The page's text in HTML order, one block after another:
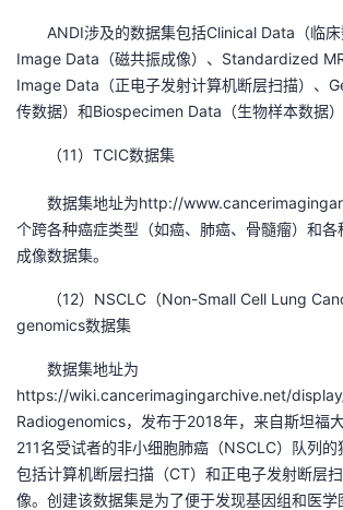
ANDI涉及的数据集包括Clinical Data（临床
Image Data（磁共振成像）、Standardized
Image Data（正电子发射计算机断层扫描）、
传数据）和Biospecimen Data（生物样本数据）
（11）TCIC数据集
数据集地址为http://
个跨各种癌症类型（如癌、肺癌、骨髓瘤）和
成像数据集。
（12）NSCLC（Non-Small Cell Lung
genomics数据集
数据集地址为
https://wiki.cancerimagingarchive.net/
Radiogenomics，发布于2018年，来自斯坦福
211名受试者的非小细胞肺癌（NSCLC）队列的
包括计算机断层扫描（CT）和正电子发射断层
像。创建该数据集是为了便于发现基因组和医